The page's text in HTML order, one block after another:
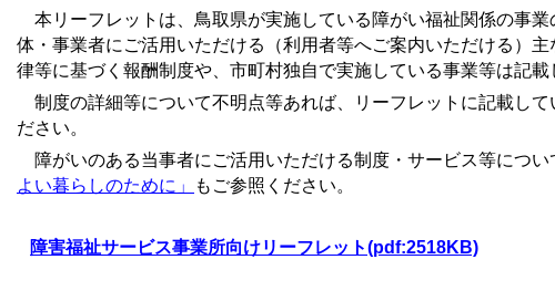
本リーフレットは、鳥取県が実施している障がい福祉関係の事業
体・事業者にご活用いただける（利用者等へご案内いただける）
律等に基づく報酬制度や、市町村独自で実施している事業等は記載
制度の詳細等について不明点等あれば、リーフレットに記載して
ださい。
障がいのある当事者にご活用いただける制度・サービス等につい
よい暮らしのために」
もご参照ください。
障害福祉サービス事業所向けリーフレット(pdf:2518KB)